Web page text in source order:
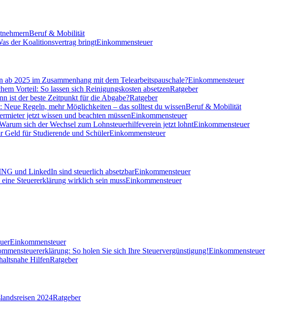
Beruf & Mobilität
der Koalitionsvertrag bringtEinkommensteuer
ab 2025 im Zusammenhang mit dem Telearbeitspauschale?Einkommensteuer
Vorteil: So lassen sich Reinigungskosten absetzenRatgeber
ist der beste Zeitpunkt für die Abgabe?Ratgeber
Neue Regeln, mehr Möglichkeiten – das solltest du wissenBeruf & Mobilität
jetzt wissen und beachten müssenEinkommensteuer
sich der Wechsel zum Lohnsteuerhilfeverein jetzt lohntEinkommensteuer
für Studierende und SchülerEinkommensteuer
und LinkedIn sind steuerlich absetzbarEinkommensteuer
Steuererklärung wirklich sein mussEinkommensteuer
Einkommensteuer
So holen Sie sich Ihre Steuervergünstigung!Einkommensteuer
HilfenRatgeber
2024Ratgeber